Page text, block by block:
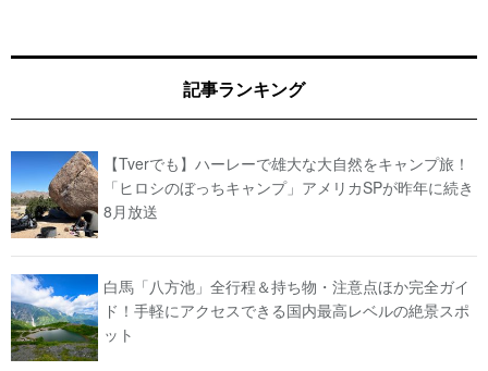
記事ランキング
【Tverでも】ハーレーで雄大な大自然をキャンプ旅！
「ヒロシのぼっちキャンプ」アメリカSPが昨年に続き
8月放送
白馬「八方池」全行程＆持ち物・注意点ほか完全ガイ
ド！手軽にアクセスできる国内最高レベルの絶景スポ
ット